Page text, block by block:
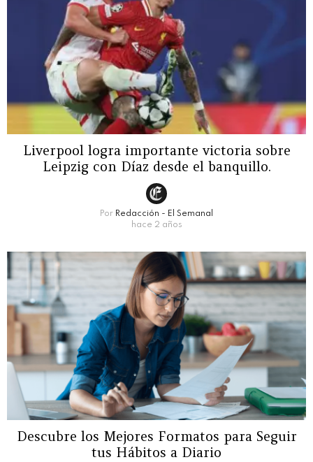
Liverpool logra importante victoria sobre
Leipzig con Díaz desde el banquillo.
Por Redacción - El Semanal
hace 2 años
Descubre los Mejores Formatos para Seguir
tus Hábitos a Diario